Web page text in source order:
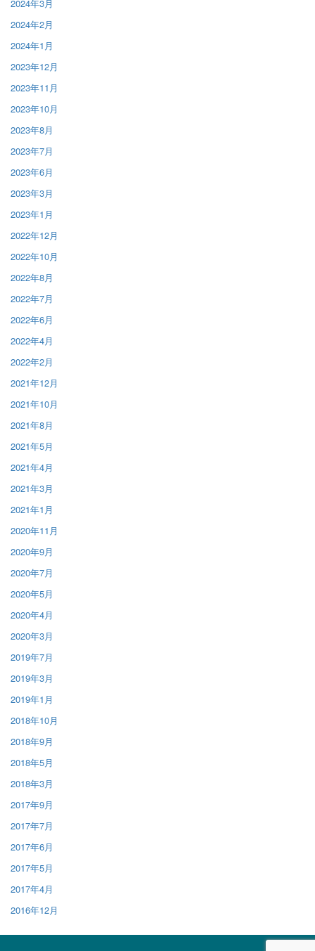
2024年3月
2024年2月
2024年1月
2023年12月
2023年11月
2023年10月
2023年8月
2023年7月
2023年6月
2023年3月
2023年1月
2022年12月
2022年10月
2022年8月
2022年7月
2022年6月
2022年4月
2022年2月
2021年12月
2021年10月
2021年8月
2021年5月
2021年4月
2021年3月
2021年1月
2020年11月
2020年9月
2020年7月
2020年5月
2020年4月
2020年3月
2019年7月
2019年3月
2019年1月
2018年10月
2018年9月
2018年5月
2018年3月
2017年9月
2017年7月
2017年6月
2017年5月
2017年4月
2016年12月